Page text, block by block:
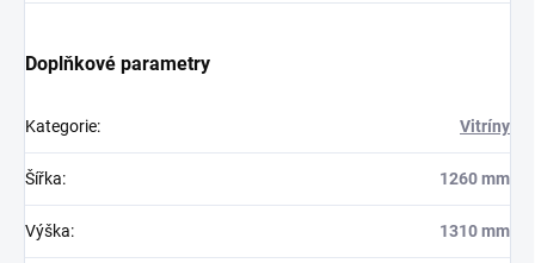
Doplňkové parametry
Kategorie: Vitríny
Šířka: 1260 mm
Výška: 1310 mm